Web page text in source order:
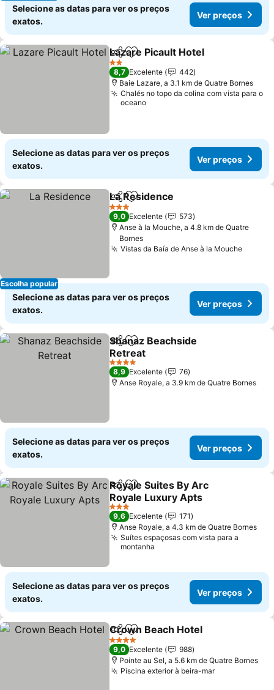
Selecione as datas para ver os preços
exatos.
Ver preços
PartilharAdicionar aos favoritos
Lazare Picault Hotel
2 Estrelas
8,7 Excelente
442
Baie Lazare, a 3.1 km de Quatre Bornes
Chalés no topo da colina com vista para o
oceano
Selecione as datas para ver os preços
exatos.
Ver preços
Escolha popular
PartilharAdicionar aos favoritos
La Residence
3 Estrelas
9,0 Excelente
573
Anse à la Mouche, a 4.8 km de Quatre
Bornes
Vistas da Baía de Anse à la MoucheVer
Selecione as datas para ver os preços
exatos.
Ver preços
PartilharAdicionar aos favoritos
Shanaz Beachside
Retreat
Ver preços
4 Estrelas
8,9 Excelente
76
Anse Royale, a 3.9 km de Quatre Bornes
Selecione as datas para ver os preços
exatos.
Ver preços
PartilharAdicionar aos favoritos
Royale Suites By Arc
Royale Luxury Apts
Ver preços
3 Estrelas
9,6 Excelente
171
Anse Royale, a 4.3 km de Quatre Bornes
Suítes espaçosas com vista para a
montanha
Selecione as datas para ver os preços
exatos.
Ver preços
PartilharAdicionar aos favoritos
Crown Beach Hotel
4 Estrelas
9,0 Excelente
988
Pointe au Sel, a 5.6 km de Quatre Bornes
Piscina exterior à beira-marVer preços